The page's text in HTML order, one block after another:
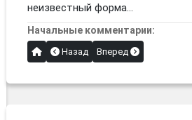
неизвестный форма...
Начальные комментарии:
Назад Вперед